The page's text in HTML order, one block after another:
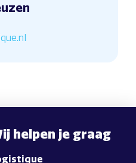
helpen je graag